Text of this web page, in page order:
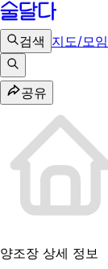
검색 지도/모임
공유
양조장 상세 정보